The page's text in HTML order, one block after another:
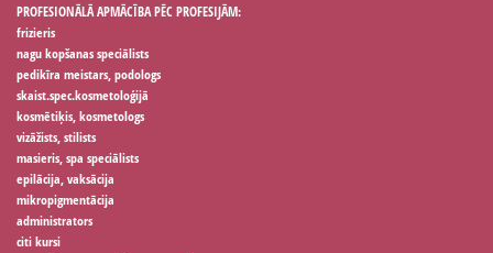
PROFESIONĀLĀ APMĀCĪBA PĒC PROFESIJĀM:
frizieris
nagu kopšanas speciālists
pedikīra meistars, podologs
skaist.spec.kosmetoloģijā
kosmētiķis, kosmetologs
vizāžists, stilists
masieris, spa speciālists
epilācija, vaksācija
mikropigmentācija
administrators
citi kursi